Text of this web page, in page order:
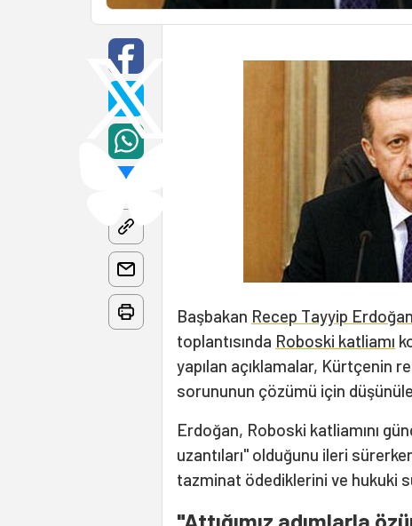
Başbakan Recep Tayyip Erdoğan
toplantısında Roboski katliamı
yapılan açıklamalar, Kürtçenin
sorununun çözümü için
Erdoğan, Roboski katliamını
uzantıları" olduğunu ileri
tazminat ödediklerini ve hukuki
"Attığımız adımlarla